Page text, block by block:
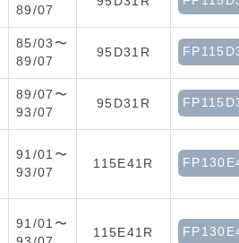
89/07
85/03〜
89/07
95D31R
89/07〜
93/07
95D31R
91/01〜
93/07
115E41R
91/01〜
115E41R